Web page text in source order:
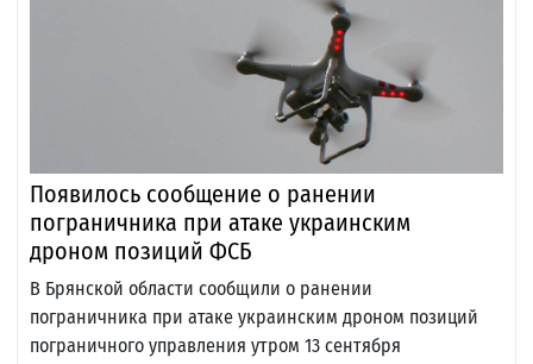
Появилось сообщение о ранении
пограничника при атаке украинским
дроном позиций ФСБ
В Брянской области сообщили о ранении
пограничника при атаке украинским дроном позиций
пограничного управления утром 13 сентября